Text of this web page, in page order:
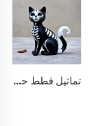
تماثيل قطط حيوانات من مادة الراتنج ليوم الموتى المكسيكي